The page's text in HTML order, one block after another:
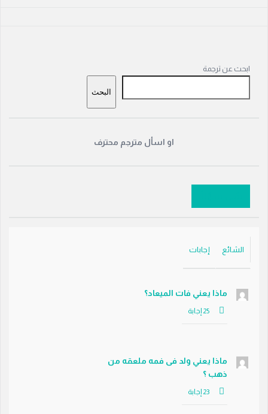
الجانبية
ابحث عن ترجمة
البحث
او اسأل مترجم محترف
الشائع إجابات
ماذا يعني فات الميعاد؟
ماذا يعني ولد فى فمه ملعقه من
ذهب ؟